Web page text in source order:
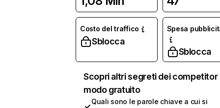
Costo del traffico
Sblocca
Spesa
Sblocca
Scopri altri segreti dei competitor
modo gratuito
Quali sono le parole chiave a cui si